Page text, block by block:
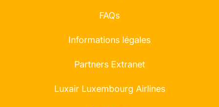
FAQs
Informations légales
Partners Extranet
Luxair Luxembourg Airlines